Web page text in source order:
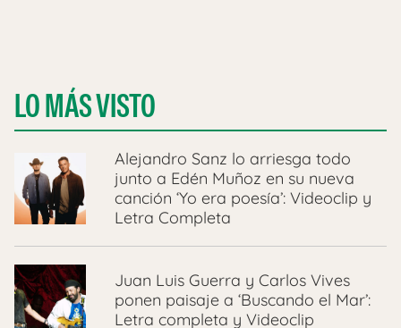
LO MÁS VISTO
Alejandro Sanz lo arriesga todo
junto a Edén Muñoz en su nueva
canción ‘Yo era poesía’: Videoclip y
Letra Completa
Juan Luis Guerra y Carlos Vives
ponen paisaje a ‘Buscando el Mar’:
Letra completa y Videoclip